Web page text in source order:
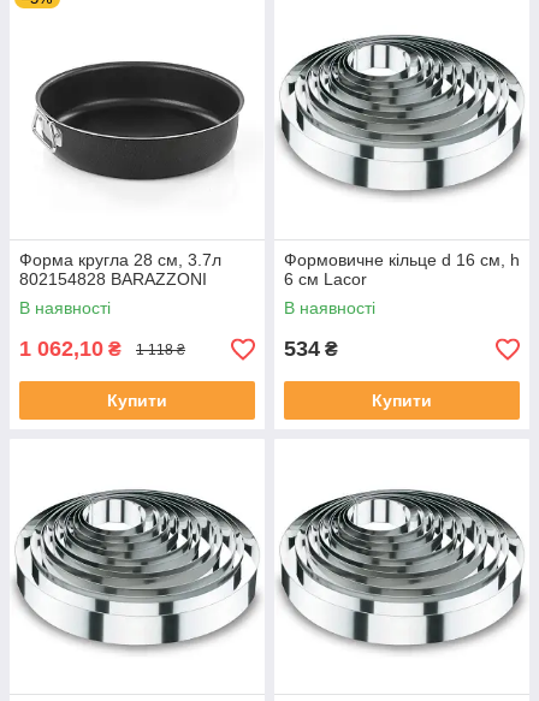
Форма кругла 28 см, 3.7л
802154828 BARAZZONI
В наявності
1 062,10 ₴ 1 118 ₴
Купити
Формовичне кільце d 16 см, h
6 см Lacor
В наявності
534 ₴
Купити